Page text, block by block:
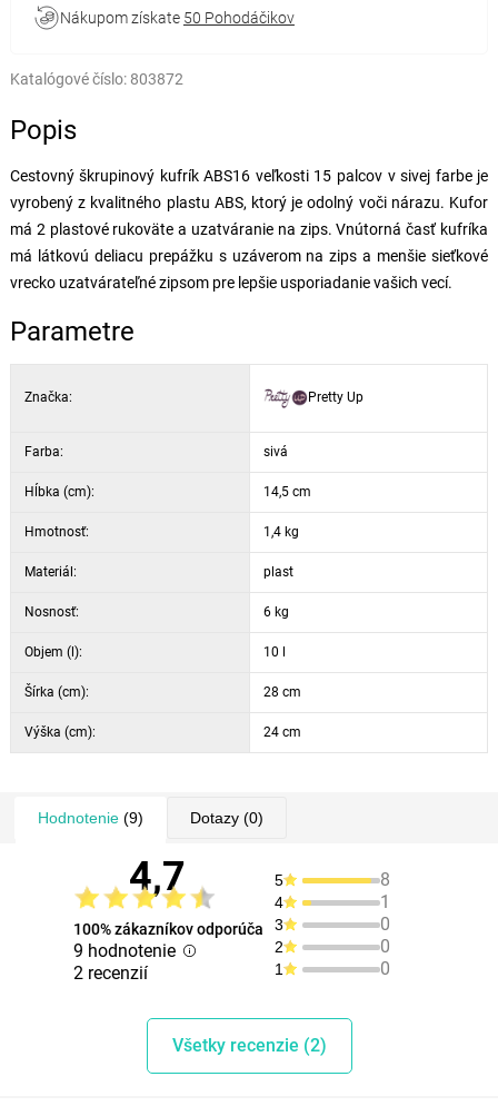
Nákupom získate 50 Pohodáčikov
Katalógové číslo: 803872
Popis
Cestovný škrupinový kufrík ABS16 veľkosti 15 palcov v sivej farbe je
vyrobený z kvalitného plastu ABS, ktorý je odolný voči nárazu. Kufor
má 2 plastové rukoväte a uzatváranie na zips. Vnútorná časť kufríka
má látkovú deliacu prepážku s uzáverom na zips a menšie sieťkové
vrecko uzatvárateľné zipsom pre lepšie usporiadanie vašich vecí.
Parametre
Značka: Pretty Up
Farba: sivá
Hĺbka (cm): 14,5 cm
Hmotnosť: 1,4 kg
Materiál: plast
Nosnosť: 6 kg
Objem (l): 10 l
Šírka (cm): 28 cm
Výška (cm): 24 cm
Hodnotenie(9) Dotazy(0)
4,7
100% zákazníkov odporúča
9 hodnotenie
2 recenzií
5 8
4 1
3 0
2 0
1 0
Všetky recenzie (2)